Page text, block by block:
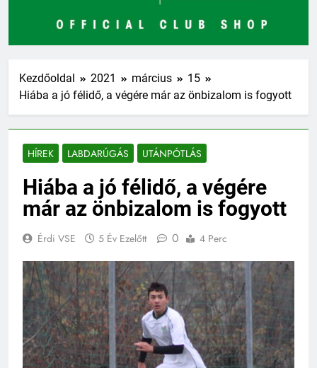
Kezdőoldal 2021 március
15
Hiába a jó félidő, a végére már az önbizalom is fogyott
HÍREK LABDARÚGÁS UTÁNPÓTLÁS
Hiába a jó félidő, a végére
már az önbizalom is fogyott
Érdi VSE 5 Év Ezelőtt 0 4 Perc